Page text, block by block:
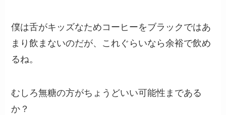
僕は舌がキッズなためコーヒーをブラックではあ
まり飲まないのだが、これぐらいなら余裕で飲め
るね。
むしろ無糖の方がちょうどいい可能性まである
か？